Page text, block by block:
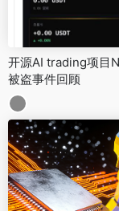
开源AI trading项目
被盗事件回顾